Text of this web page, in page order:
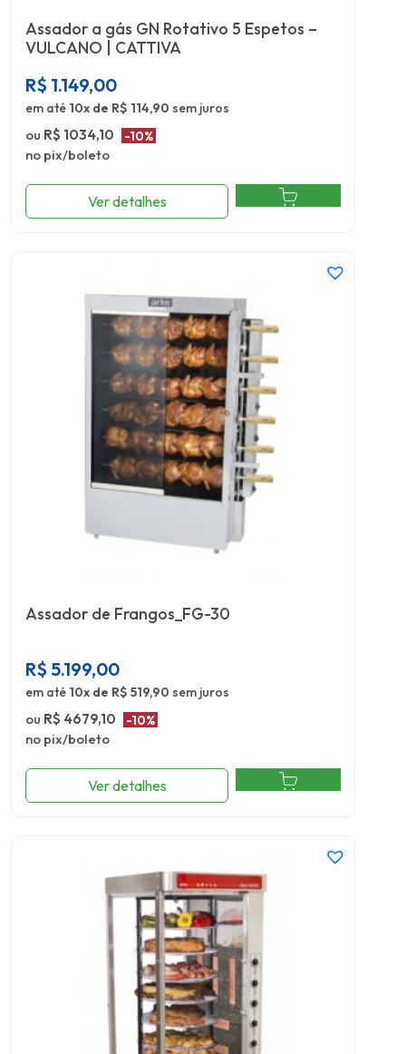
Assador a gás GN Rotativo 5 Espetos –
VULCANO | CATTIVA
R$ 1.149,00
em até 10x de R$ 114,90 sem juros
ou R$ 1034,10 -10%
no pix/boleto
Ver detalhes
Assador de Frangos_FG-30
R$ 5.199,00
em até 10x de R$ 519,90 sem juros
ou R$ 4679,10 -10%
no pix/boleto
Ver detalhes